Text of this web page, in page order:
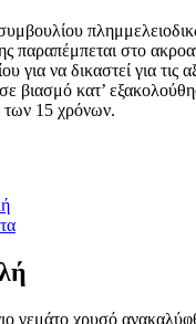
παραπέμπεται στο
για να δικαστεί για τις
βιασμό κατ’
των 15 χρόνων.